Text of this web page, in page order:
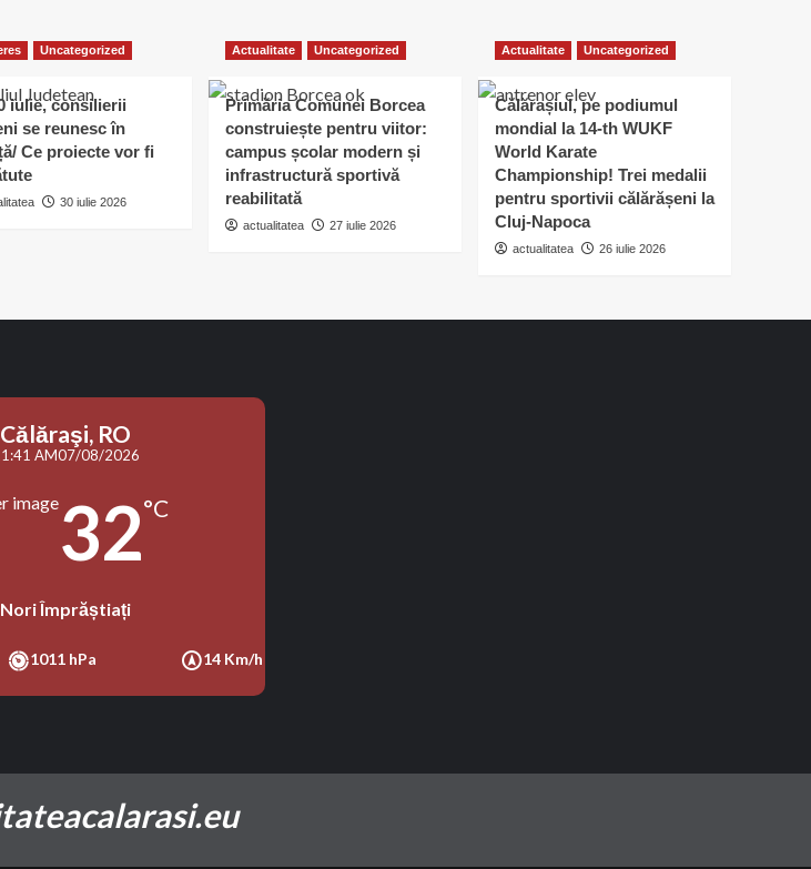
Uncategorized
iulie, consilierii
se reunesc în
Ce proiecte vor fi
30 iulie 2026
Actualitate Uncategorized
Primăria Comunei Borcea
construiește pentru viitor:
campus școlar modern și
infrastructură sportivă
reabilitată
actualitatea 27 iulie 2026
Actualitate Uncategorized
Călărașiul, pe podiumul
mondial la 14-th WUKF
World Karate
Championship! Trei medalii
pentru sportivii călărășeni la
Cluj-Napoca
actualitatea 26 iulie 2026
Călăraşi, RO
AM07/08/2026
32°C
Nori Împrăștiați
1011 hPa 14 Km/h